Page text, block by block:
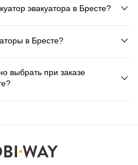
эвакуатора в Бресте?
в Бресте?
выбрать при заказе